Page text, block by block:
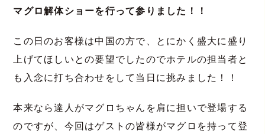
マグロ解体ショーを行って参りました！！
この日のお客様は中国の方で、とにかく盛大に盛り
上げてほしいとの要望でしたのでホテルの担当者と
も入念に打ち合わせをして当日に挑みました！！
本来なら達人がマグロちゃんを肩に担いで登場する
のですが、今回はゲストの皆様がマグロを持って登